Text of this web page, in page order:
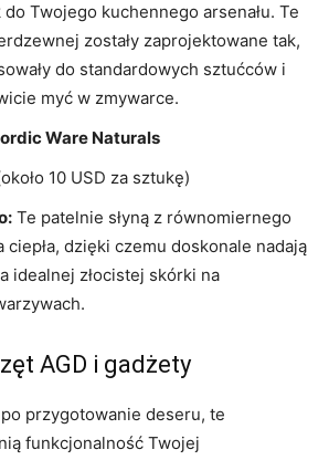
Twojego kuchennego arsenału. Te
zostały zaprojektowane tak,
do ​​standardowych sztućców i
myć w zmywarce.
Ware Naturals
10 USD za sztukę)
Te patelnie słyną z równomiernego
ciepła, dzięki czemu doskonale nadają
idealnej złocistej skórki na
AGD i gadżety
przygotowanie deseru, te
funkcjonalność Twojej